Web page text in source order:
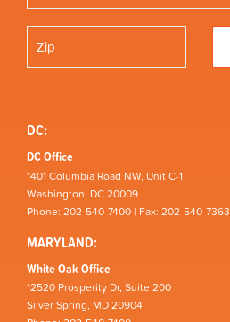
DC:
DC Office
1401 Columbia Road NW, Unit C-1
Washington, DC 20009
Phone: 202-540-7400 | Fax: 202-540-7363
MARYLAND:
White Oak Office
12520 Prosperity Dr, Suite 200
Silver Spring, MD 20904